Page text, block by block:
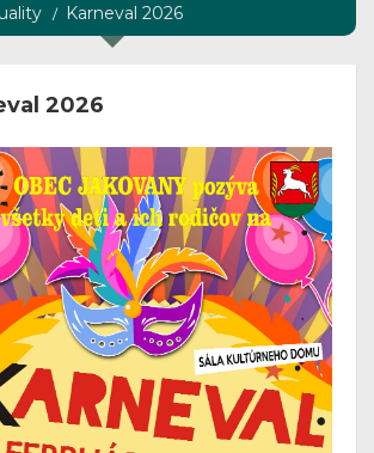
Karneval 2026
2026